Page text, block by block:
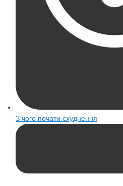
З чого почати схуднення